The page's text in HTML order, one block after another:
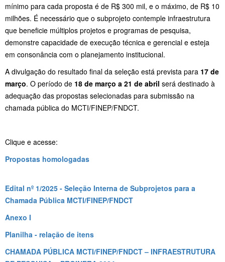
mínimo para cada proposta é de R$ 300 mil, e o máximo, de R$ 10
milhões. É necessário que o subprojeto contemple infraestrutura
que beneficie múltiplos projetos e programas de pesquisa,
demonstre capacidade de execução técnica e gerencial e esteja
em consonância com o planejamento institucional.
A divulgação do resultado final da seleção está prevista para 17 de
março. O período de 18 de março a 21 de abril será destinado à
adequação das propostas selecionadas para submissão na
chamada pública do MCTI/FINEP/FNDCT.
Clique e acesse:
Propostas homologadas
Edital nº 1/2025 - Seleção Interna de Subprojetos para a
Chamada Pública MCTI/FINEP/FNDCT
Anexo I
Planilha - relação de itens
CHAMADA PÚBLICA MCTI/FINEP/FNDCT – INFRAESTRUTURA